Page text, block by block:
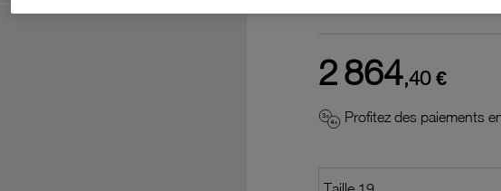
2 864,40 €
Profitez des paiements